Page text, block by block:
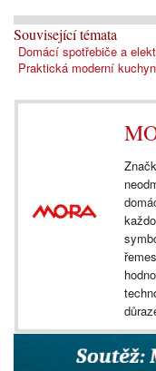
Související témata
Domácí spotřebiče a
Praktická moderní